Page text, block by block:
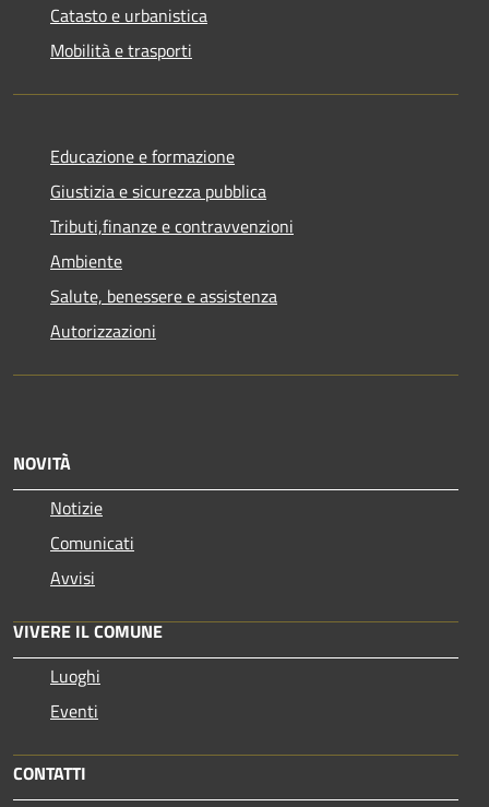
Catasto e urbanistica
Mobilità e trasporti
Educazione e formazione
Giustizia e sicurezza pubblica
Tributi,finanze e contravvenzioni
Ambiente
Salute, benessere e assistenza
Autorizzazioni
NOVITÀ
Notizie
Comunicati
Avvisi
VIVERE IL COMUNE
Luoghi
Eventi
CONTATTI